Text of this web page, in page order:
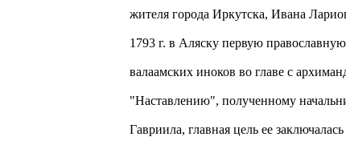
жителя города Иркутска, Ивана
1793 г. в Аляску первую
валаамских иноков во главе с
"Наставлению", полученному
Гавриила, главная цель ее